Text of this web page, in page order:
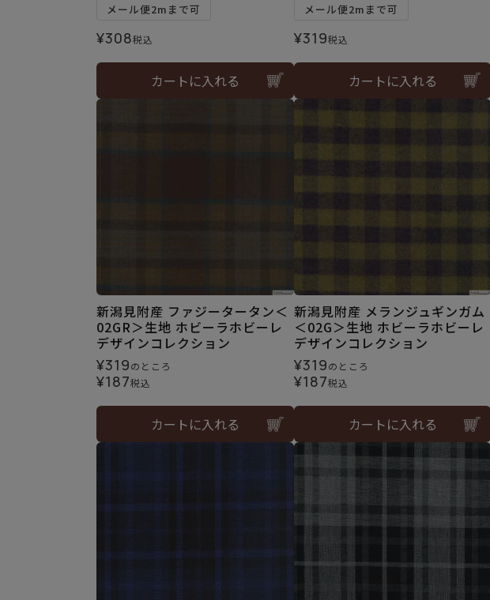
メール便2mまで可
¥308税込
カートに入れる
メール便2mまで可
¥319税込
カートに入れる
新潟見附産 ファジータータン＜
02GR＞生地 ホビーラホビーレ
デザインコレクション
¥319のところ
¥187税込
カートに入れる
新潟見附産 メランジュギンガム
＜02G＞生地 ホビーラホビーレ
デザインコレクション
¥319のところ
¥187税込
カートに入れる